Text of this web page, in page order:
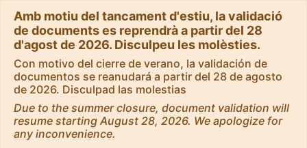
Amb motiu del tancament d'estiu, la validació
de documents es reprendrà a partir del 28
d'agost de 2026. Disculpeu les molèsties.
Con motivo del cierre de verano, la validación de
documentos se reanudará a partir del 28 de agosto
de 2026. Disculpad las molestias
Due to the summer closure, document validation will
resume starting August 28, 2026. We apologize for
any inconvenience.